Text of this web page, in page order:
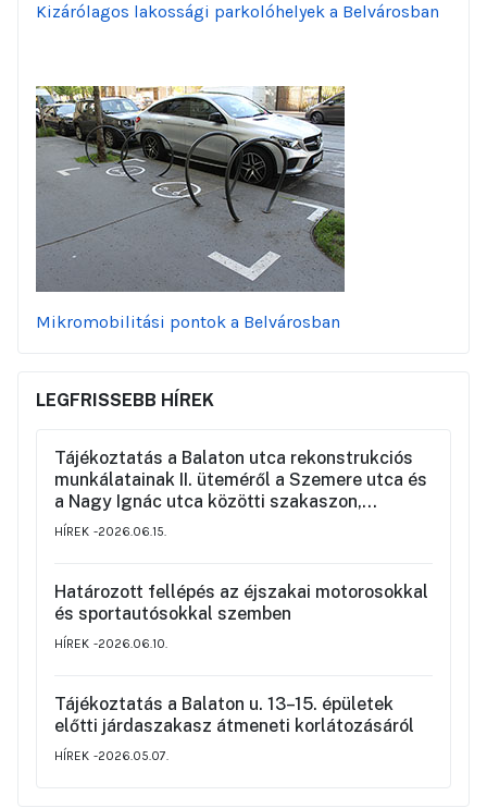
Kizárólagos lakossági parkolóhelyek a Belvárosban
Mikromobilitási pontok a Belvárosban
LEGFRISSEBB HÍREK
Tájékoztatás a Balaton utca rekonstrukciós
munkálatainak II. üteméről a Szemere utca és
a Nagy Ignác utca közötti szakaszon,
valamint a környék ideiglenes forgalmi
HÍREK 2026.06.15.
Határozott fellépés az éjszakai motorosokkal
és sportautósokkal szemben
HÍREK 2026.06.10.
Tájékoztatás a Balaton u. 13–15. épületek
előtti járdaszakasz átmeneti korlátozásáról
HÍREK 2026.05.07.